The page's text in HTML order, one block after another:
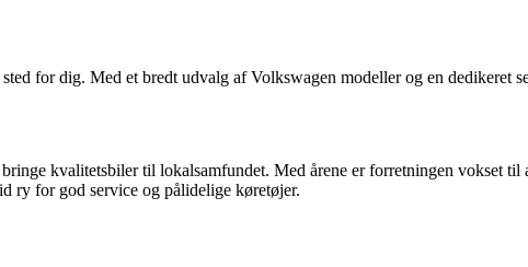
for dig. Med et bredt udvalg af Volkswagen modeller og en dedikeret
kvalitetsbiler til lokalsamfundet. Med årene er forretningen vokset
ry for god service og pålidelige køretøjer.